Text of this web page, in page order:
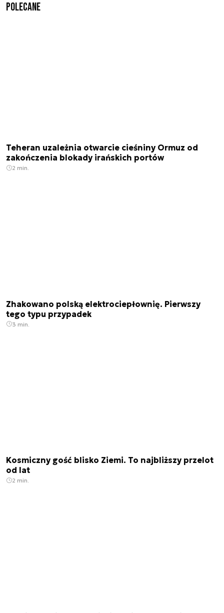
Polecane
Teheran uzależnia otwarcie cieśniny Ormuz od
zakończenia blokady irańskich portów
2 min.
Zhakowano polską elektrociepłownię. Pierwszy
tego typu przypadek
3 min.
Kosmiczny gość blisko Ziemi. To najbliższy przelot
od lat
2 min.